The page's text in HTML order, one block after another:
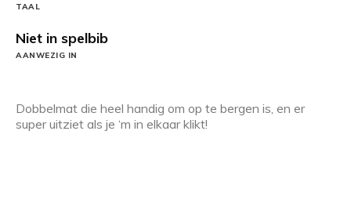
TAAL
Niet in spelbib
AANWEZIG IN
Dobbelmat die heel handig om op te bergen is, en er
super uitziet als je ‘m in elkaar klikt!